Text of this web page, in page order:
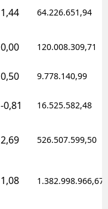
1,44 64.226.651,94
0,00 120.008.309,71
0,50 9.778.140,99
-0,81 16.525.582,48
2,69 526.507.599,50
1,08 1.382.998.966,67